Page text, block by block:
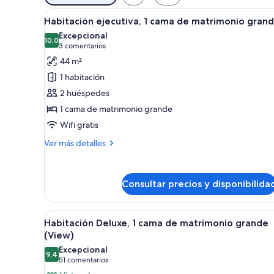
disponibles
para
las
habitaciones
Abrir
todas
las
fotos
de
Habitación
ejecutiva,
1
cama
de
Habitación de hotel moderno
6
Habitación ejecutiva, 1 cama de matrimonio
10,010,0 de 10
Excepcional
3 comentarios
(3 comentarios)
44 m²
1 habitación
2 huéspedes
1 cama de matrimonio grande
Wifi gratis
Ver más detalles
Más
1
cama
de
matrimonio
grande
Consultar precios y
Abrir
todas
las
fotos
Habitación de hotel con
9
Habitación Deluxe, 1 cama de matrimonio grande
(View)
9,49,4 de 10
Excepcional
51 comentarios
(51 comentarios)